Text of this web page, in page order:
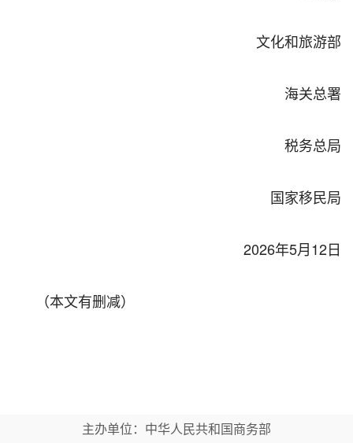
文化和旅游部
海关总署
税务总局
国家移民局
2026年5月12日
（本文有删减）
主办单位：中华人民共和国商务部